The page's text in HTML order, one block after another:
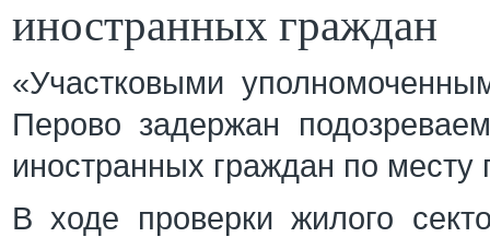
иностранных граждан
«Участковыми
Перово задержан
иностранных граждан по
В ходе проверки жилого